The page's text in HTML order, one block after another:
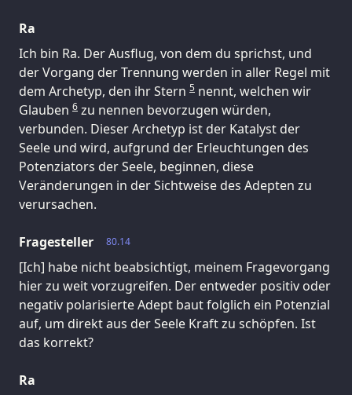
Ra
Ich bin Ra. Der Ausflug, von dem du sprichst, und
der Vorgang der Trennung werden in aller Regel mit
dem Archetyp, den ihr Stern 5 nennt, welchen wir
Glauben 6 zu nennen bevorzugen würden,
verbunden. Dieser Archetyp ist der Katalyst der
Seele und wird, aufgrund der Erleuchtungen des
Potenziators der Seele, beginnen, diese
Veränderungen in der Sichtweise des Adepten zu
verursachen.
80.14
Fragesteller
[Ich] habe nicht beabsichtigt, meinem Fragevorgang
hier zu weit vorzugreifen. Der entweder positiv oder
negativ polarisierte Adept baut folglich ein Potenzial
auf, um direkt aus der Seele Kraft zu schöpfen. Ist
das korrekt?
Ra